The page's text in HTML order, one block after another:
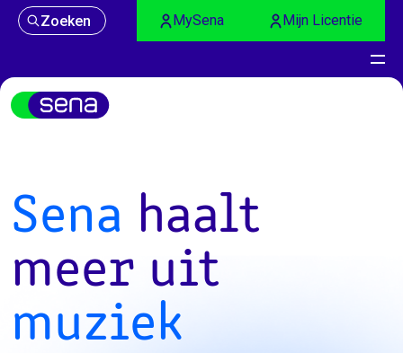
Zoeken MySena Mijn Licentie
Sena haalt
meer uit
muziek